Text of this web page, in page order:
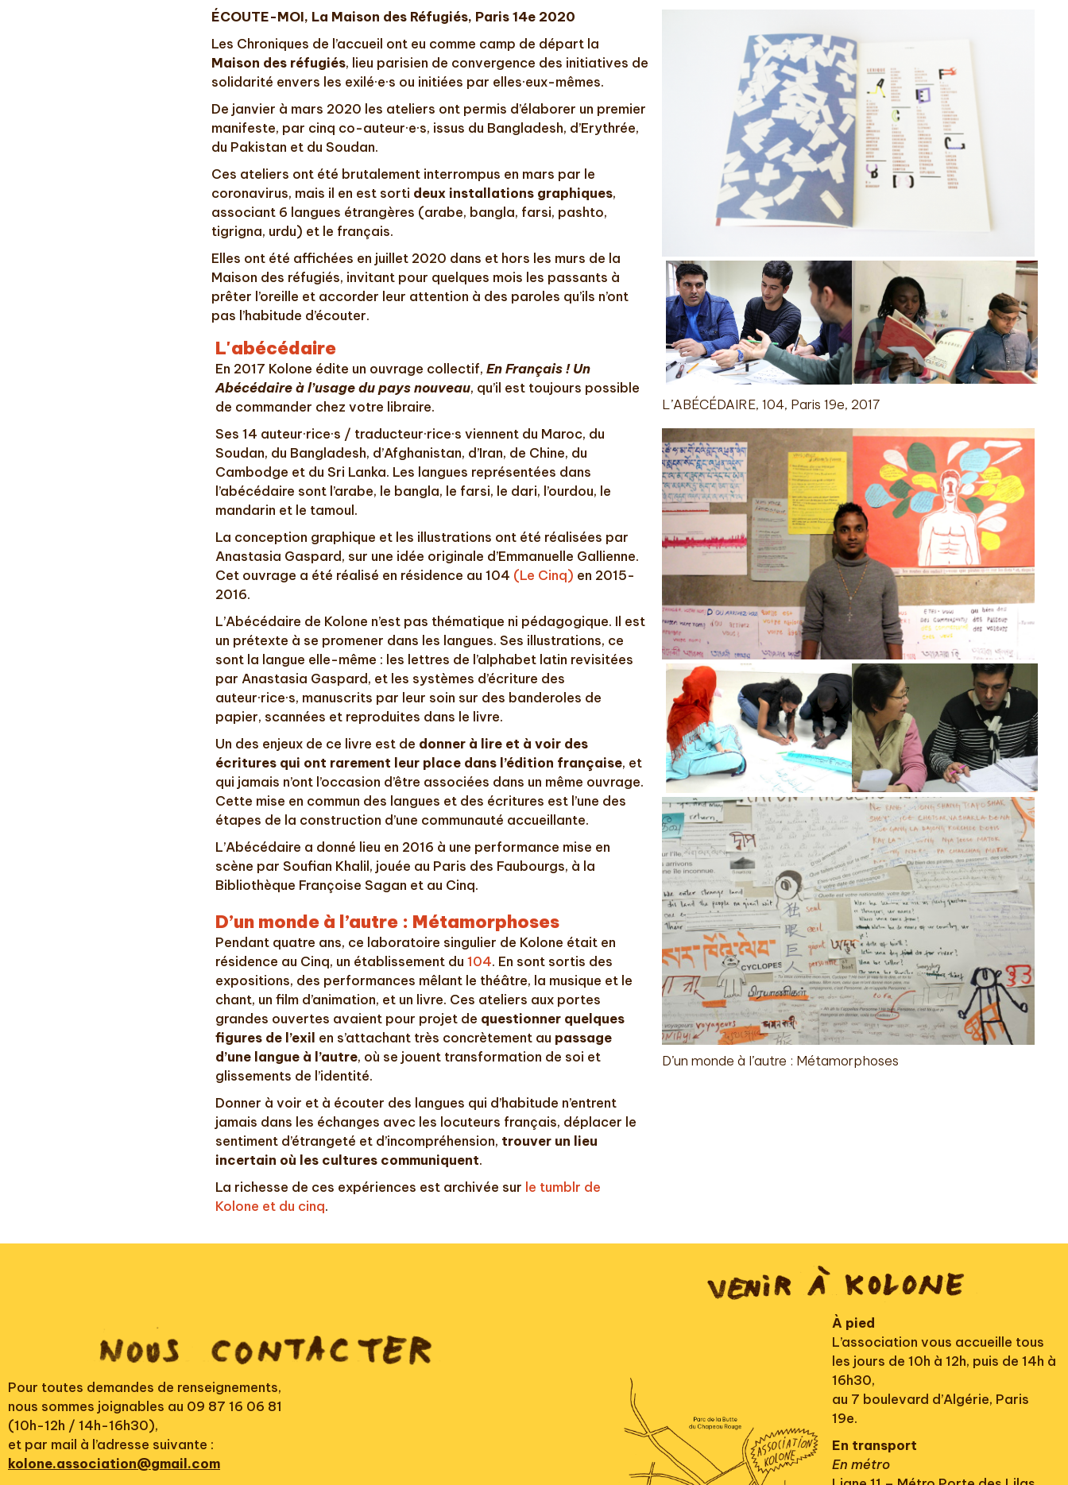
ÉCOUTE-MOI, La Maison des Réfugiés, Paris 14e 2020
Les Chroniques de l’accueil ont eu comme camp de départ la
Maison des réfugiés, lieu parisien de convergence des initiatives de
solidarité envers les exilé·e·s ou initiées par elles·eux-mêmes.
De janvier à mars 2020 les ateliers ont permis d’élaborer un premier
manifeste, par cinq co-auteur·e·s, issus du Bangladesh, d’Erythrée,
du Pakistan et du Soudan.
Ces ateliers ont été brutalement interrompus en mars par le
coronavirus, mais il en est sorti deux installations graphiques,
associant 6 langues étrangères (arabe, bangla, farsi, pashto,
tigrigna, urdu) et le français.
Elles ont été affichées en juillet 2020 dans et hors les murs de la
Maison des réfugiés, invitant pour quelques mois les passants à
prêter l’oreille et accorder leur attention à des paroles qu’ils n’ont
pas l’habitude d’écouter.
L'abécédaire
En 2017 Kolone édite un ouvrage collectif,En Français ! Un
Abécédaire à l’usage du pays nouveau, qu’il est toujours possible
de commander chez votre libraire.
Ses 14 auteur·rice·s / traducteur·rice·s viennent du Maroc, du
Soudan, du Bangladesh, d’Afghanistan, d’Iran, de Chine, du
Cambodge et du Sri Lanka. Les langues représentées dans
l’abécédaire sont l’arabe, le bangla, le farsi, le dari, l’ourdou, le
mandarin et le tamoul.
La conception graphique et les illustrations ont été réalisées par
Anastasia Gaspard, sur une idée originale d’Emmanuelle Gallienne.
Cet ouvrage a été réalisé en résidence au 104 (Le Cinq) en 2015-
2016.
L’Abécédaire de Kolone n’est pas thématique ni pédagogique. Il est
un prétexte à se promener dans les langues. Ses illustrations, ce
sont la langue elle-même : les lettres de l’alphabet latin revisitées
par Anastasia Gaspard, et les systèmes d’écriture des
auteur·rice·s, manuscrits par leur soin sur des banderoles de
papier, scannées et reproduites dans le livre.
Un des enjeux de ce livre est de donner à lire et à voir des
écritures qui ont rarement leur place dans l’édition française, et
qui jamais n’ont l’occasion d’être associées dans un même ouvrage.
Cette mise en commun des langues et des écritures est l’une des
étapes de la construction d’une communauté accueillante.
L’Abécédaire a donné lieu en 2016 à une performance mise en
scène par Soufian Khalil, jouée au Paris des Faubourgs, à la
Bibliothèque Françoise Sagan et au Cinq.
D’un monde à l’autre : Métamorphoses
Pendant quatre ans, ce laboratoire singulier de Kolone était en
résidence au Cinq, un établissement du104. En sont sortis des
expositions, des performances mêlant le théâtre, la musique et le
chant, un film d’animation, et un livre. Ces ateliers aux portes
grandes ouvertes avaient pour projet de questionner quelques
figures de l’exil en s’attachant très concrètement au passage
d’une langue à l’autre, où se jouent transformation de soi et
glissements de l’identité.
Donner à voir et à écouter des langues qui d’habitude n’entrent
jamais dans les échanges avec les locuteurs français, déplacer le
sentiment d’étrangeté et d’incompréhension, trouver un lieu
incertain où les cultures communiquent.
La richesse de ces expériences est archivée sur le tumblr de
Kolone et du cinq.
L’ABÉCÉDAIRE, 104, Paris 19e, 2017
D’un monde à l’autre : Métamorphoses
Pour toutes demandes de renseignements,
nous sommes joignables au 09 87 16 06 81
(10h-12h / 14h-16h30),
et par mail à l’adresse suivante :
kolone.association@gmail.com
À pied
L’association vous accueille tous
les jours de 10h à 12h, puis de 14h à
16h30,
au 7 boulevard d’Algérie, Paris
19e.
En transport
En métro